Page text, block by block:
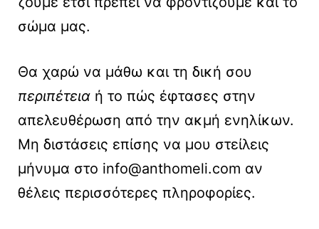
σώμα μας.
Θα χαρώ να μάθω και τη δική σου
περιπέτεια ή το πώς έφτασες στην
απελευθέρωση από την ακμή ενηλίκων.
Μη διστάσεις επίσης να μου στείλεις
μήνυμα στο info@anthomeli.com αν
θέλεις περισσότερες πληροφορίες.